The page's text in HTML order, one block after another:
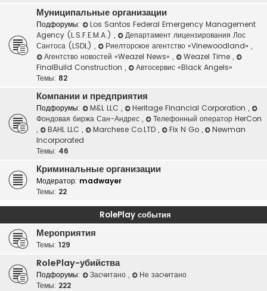
Муниципальные организации
Подфорумы:
Los Santos Federal Emergency Management
Agency (L.S.F.E.M.A.) ,
Департамент лицензирования Лос
Сантоса (LSDL) , Риелторское агентство «Vinewoodland» ,
Агентство новостей «Weazel News» , Weazel Time ,
FinalBuild Construction ,
Автосервис «Black Angels»
Темы: 82
Компании и предприятия
Подфорумы: M&L LLC , Heritage Financial Corporation ,
Фондовая биржа Сан-Андрес ,
Телефонный оператор HerCon
,
BAHL LLC , Marchese Co.LTD , Fix N Go ,
Newman
Incorporated
Темы: 46
Криминальные организации
Модератор: madwayer
Темы: 22
RolePlay события
Мероприятия
Темы: 129
RolePlay-убийства
Подфорумы: Засчитано ,
Не засчитано
Темы: 222